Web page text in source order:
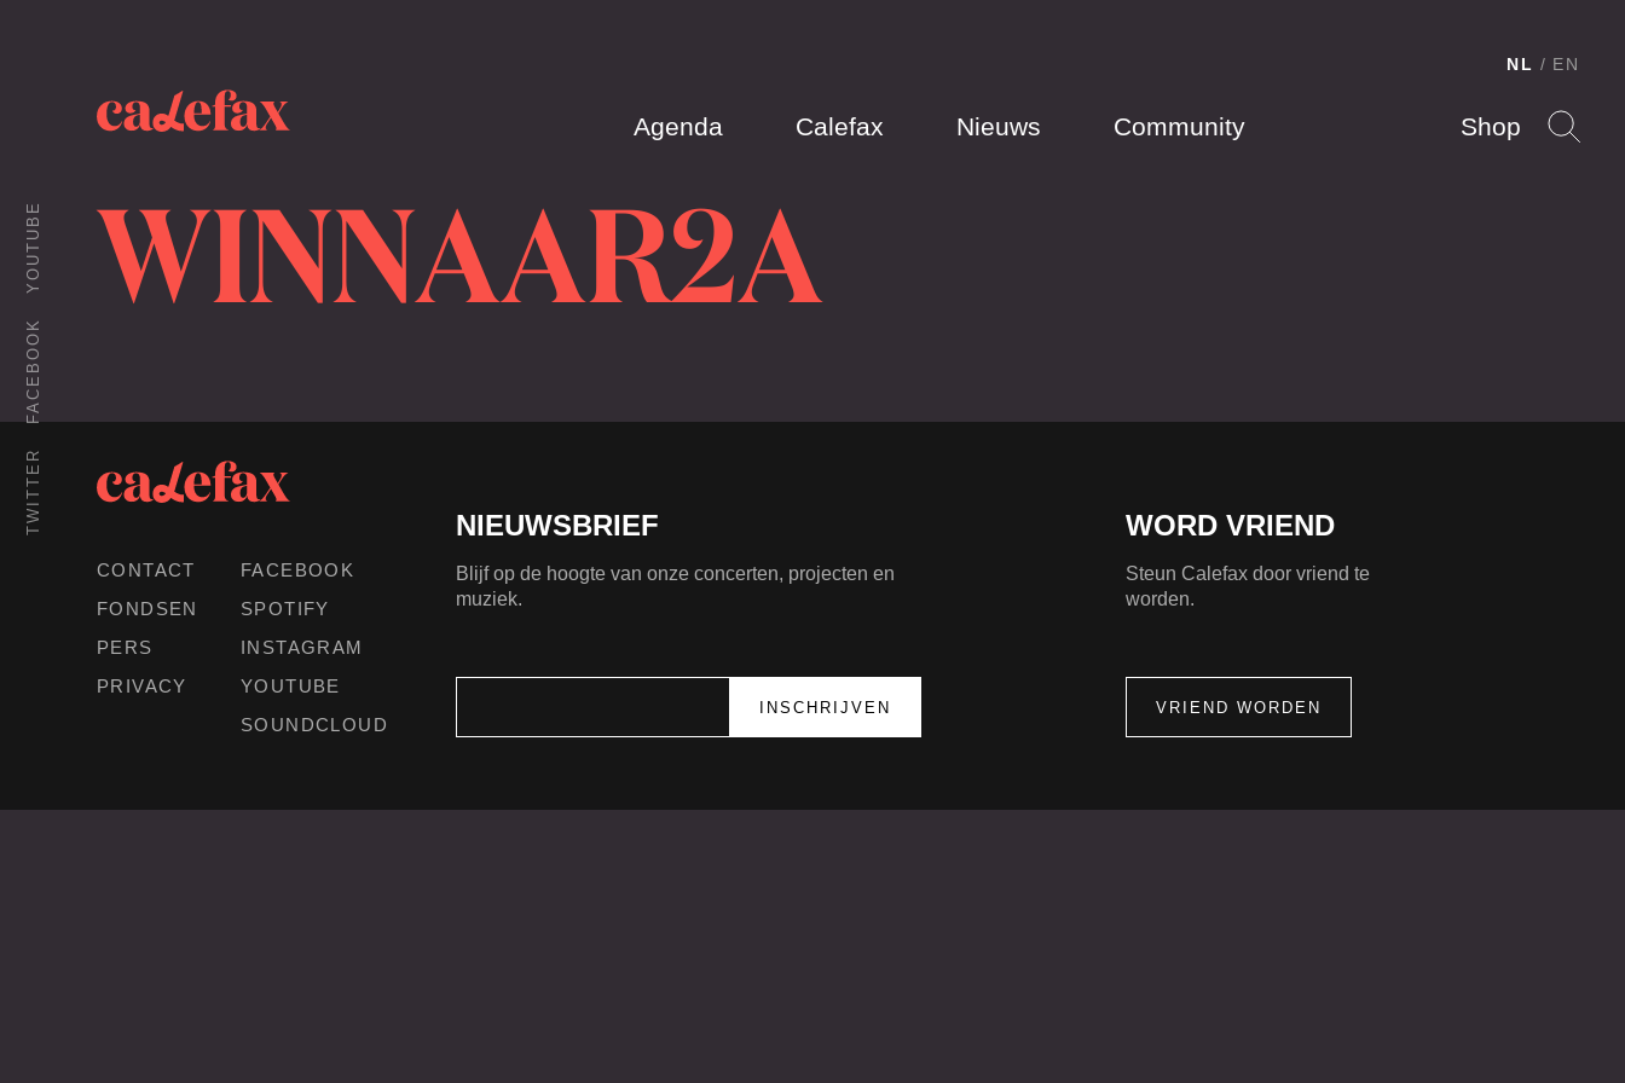
Agenda Calefax Nieuws Community Shop
NL EN
TWITTER
FACEBOOK
YOUTUBE WINNAAR2A
CONTACT
FONDSEN
PERS
PRIVACY
FACEBOOK
SPOTIFY
INSTAGRAM
YOUTUBE
SOUNDCLOUD
NIEUWSBRIEF
Blijf op de hoogte van onze concerten, projecten en
muziek.
WORD VRIEND
Steun Calefax door vriend te
worden.
VRIEND WORDEN